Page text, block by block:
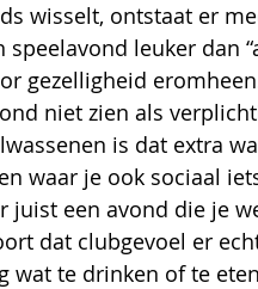
wisselt, ontstaat er
speelavond leuker dan
gezelligheid
niet zien als
is dat extra
waar je ook sociaal
juist een avond die je
dat clubgevoel er
wat te drinken of te